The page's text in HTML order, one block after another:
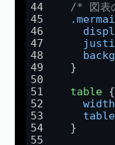
/* 図表
  }
table {
width
  }